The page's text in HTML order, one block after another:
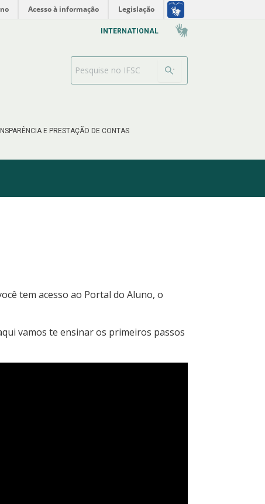
Acesso à informação Legislação
E PRESTAÇÃO DE CONTAS
INTERNATIONAL
Search Bar
tem acesso ao Portal do Aluno, o
vamos te ensinar os primeiros passos